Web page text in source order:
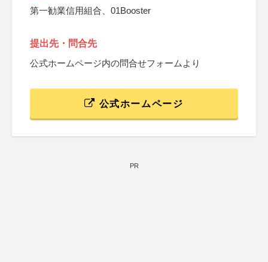
第一勧業信用組合、01Booster
提出先・問合先
公式ホームページ内の問合せフォームより
公式ホームページ
PR